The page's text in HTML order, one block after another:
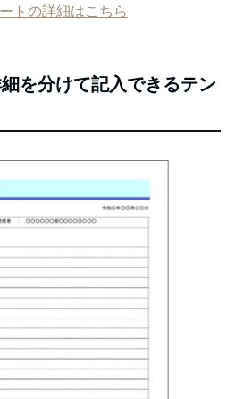
トの詳細はこちら
を分けて記入できるテン